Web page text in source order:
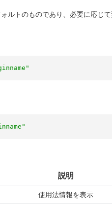
ルトのものであり、必要に応じ
説明
使用法情報を表示